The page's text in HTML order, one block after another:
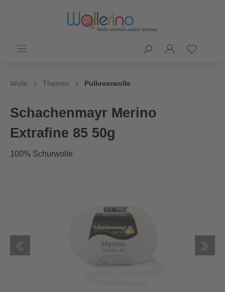
Wolle Themen Pulloverwolle
Schachenmayr Merino
Extrafine 85 50g
100% Schurwolle